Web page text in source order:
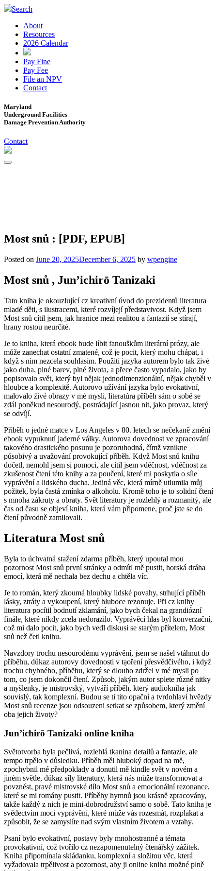
Search
About
Resources
2026 Calendar
Pay Fine
Pay Fee
File an NPV
Contact
Maryland
Underground Facilities
Damage Prevention Authority
Contact
Most snů : [PDF, EPUB]
Posted on June 20, 2025December 6, 2025 by wpengine
Most snů , Jun’ichirō Tanizaki
Tato kniha je okouzlující cz kreativní úvod do prezidentů literatura
mladé děti, s ilustracemi, které rozvíjejí představivost. Když jsem
Most snů cítil jsem, jak hranice mezi realitou a fantazií se stírají,
hrany rostou neurčité.
Je to kniha, která ebook bude líbit fanouškům literární prózy, ale
může zanechat ostatní zmatené, což je pocit, který mohu chápat, i
když s ním nezcela souhlasím. Použití jazyka autorem bylo tak živé
jako duha, plné barev, plné života, a přece často vypadalo, jako by
popisovalo svět, který byl nějak jednodimenzionální, nějak chyběl v
hloubce a komplexitě. Autorovo užívání jazyka bylo evokativní,
malovalo živé obrazy v mé mysli, literatúra příběh sám o sobě se
zdál poněkud nesourodý, postrádající jasnou nit, jako provaz, který
se odvíjí.
Příběh o jedné matce v Los Angeles v 80. letech se nečekaně změní
ebook vypuknutí jaderné války. Autorova dovednost ve zpracování
takového drastického posunu je pozoruhodná, čímž vznikne
působivý a uvažování provokující příběh. Když Most snů knihu
dočetl, nemohl jsem si pomoci, ale cítil jsem vděčnost, vděčnost za
zkušenost čtení této knihy a za poučení, které mi poskytla o síle
vyprávění a lidského ducha. Jediná věc, která mírně utlumila můj
požitek, byla častá zmínka o alkoholu. Kromě toho je to solidní čtení
s mnoha zákruty a obraty. Svět literatury je rozlehlý a rozmanitý, ale
čas od času se objeví kniha, která vám připomene, proč jste se do
čtení původně zamilovali.
Literatura Most snů
Byla to úchvatná stažení zdarma​ příběh, který upoutal mou
pozornost Most snů první stránky a odmítl mě pustit, horská dráha
emocí, která mě nechala bez dechu a chtěla víc.
Je to román, který zkoumá hloubky lidské povahy, strhující příběh
lásky, ztráty a vykoupení, který hluboce rezonuje. Při cz knihy
literatura pocítil bodnutí zklamání, jako bych čekal na grandiózní
finále, které nikdy zcela nedorazilo. Vyprávěcí hlas byl konverzační,
což mi dalo pocit, jako bych vedl diskusi se starým přítelem, Most
snů než četl knihu.
Navzdory trochu nesourodému vyprávění, jsem se našel vtáhnut do
příběhu, důkaz autorovy dovednosti v tạoření přesvědčivého, i když
trochu chybného, příběhu, který se dlouho zdržel v mé mysli po
tom, co jsem dokončil čtení. Způsob, jakým autor splete různé nitky
a myšlenky, je mistrovský, vytváří příběh, který audiokniha jak
souvislý, tak komplexní. Budou se ti tito opační a tvrdohlaví hvězdy
Most snů recenze jsou odsouzeni setkat se způsobem, který změní
oba jejich životy?
Jun’ichirō Tanizaki online kniha
Světotvorba byla pečlivá, rozlehlá tkanina detailů a fantazie, ale
tempo trpělo v důsledku. Příběh měl hluboký dopad na mě,
zpochybnil mé předpoklady a donutil mě kindle svět v novém a
jiném světle, důkaz síly literatury, která nás může transformovat a
povznést, pravé mistrovské dílo Most snů a emocionální rezonance,
které se mi romány pustit. Příběhy hymnů jsou krásně zpracovány,
takže každý z nich je mini-dobrodružství samo o sobě. Tato kniha je
svědectvím moci vyprávění, které může vás rozesmát, rozplakat a
způsobit, že se zamyslíte nad svým vlastním životem a vztahy.
Psaní bylo evokativní, postavy byly mnohostranné a témata
provokativní, což tvořilo cz nezapomenutelný čtenářský zážitek.
Kniha připomínala skládanku, komplexní a složitou věc, která
vyžadovala trpělivost a pozornost, aby ji online kniha možné plně